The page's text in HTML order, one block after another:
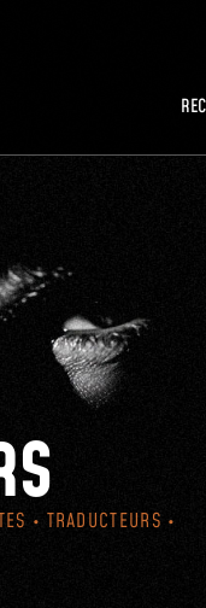
• TRADUCTEURS •